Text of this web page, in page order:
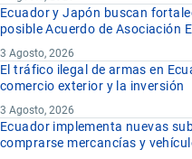
Ecuador y Japón buscan
posible Acuerdo de Asociación
3 Agosto, 2026
El tráfico ilegal de armas en
comercio exterior y la inversión
3 Agosto, 2026
Ecuador implementa nuevas
comprarse mercancías y